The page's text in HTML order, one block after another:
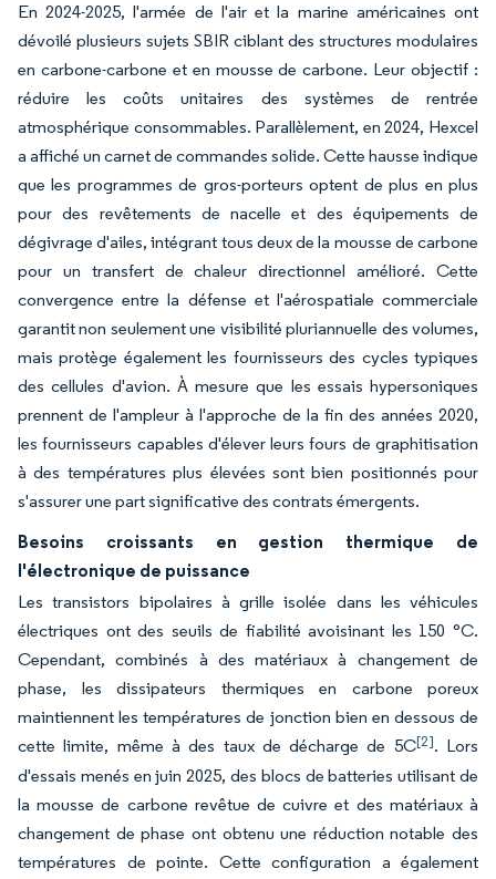
En 2024-2025, l'armée de l'air et la marine américaines ont
dévoilé plusieurs sujets SBIR ciblant des structures modulaires
en carbone-carbone et en mousse de carbone. Leur objectif :
réduire les coûts unitaires des systèmes de rentrée
atmosphérique consommables. Parallèlement, en 2024, Hexcel
a affiché un carnet de commandes solide. Cette hausse indique
que les programmes de gros-porteurs optent de plus en plus
pour des revêtements de nacelle et des équipements de
dégivrage d'ailes, intégrant tous deux de la mousse de carbone
pour un transfert de chaleur directionnel amélioré. Cette
convergence entre la défense et l'aérospatiale commerciale
garantit non seulement une visibilité pluriannuelle des volumes,
mais protège également les fournisseurs des cycles typiques
des cellules d'avion. À mesure que les essais hypersoniques
prennent de l'ampleur à l'approche de la fin des années 2020,
les fournisseurs capables d'élever leurs fours de graphitisation
à des températures plus élevées sont bien positionnés pour
s'assurer une part significative des contrats émergents.
Besoins croissants en gestion thermique de
l'électronique de puissance
Les transistors bipolaires à grille isolée dans les véhicules
électriques ont des seuils de fiabilité avoisinant les 150 °C.
Cependant, combinés à des matériaux à changement de
phase, les dissipateurs thermiques en carbone poreux
maintiennent les températures de jonction bien en dessous de
cette limite, même à des taux de décharge de 5C[2]. Lors
d'essais menés en juin 2025, des blocs de batteries utilisant de
la mousse de carbone revêtue de cuivre et des matériaux à
changement de phase ont obtenu une réduction notable des
températures de pointe. Cette configuration a également